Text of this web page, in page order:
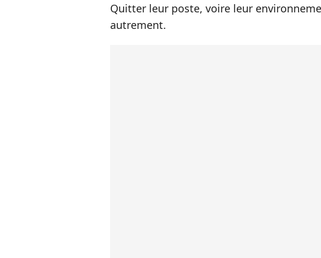
Quitter leur poste, voire leur
autrement.